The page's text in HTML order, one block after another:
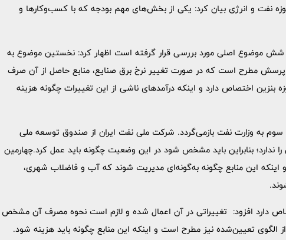
1405 مربوط به الزامات حوزه نفت و انرژی بیان کرد: یکی از بخش‌های مهم بودجه که با کسب‌وکارها و
شش موضوع اصلی مورد بررسی قرار گرفته است اظهار کرد: نخستین موضوع به
مطرح است که در صورت تغییر نرخ برق صنایع، منابع حاصل از آن صرف
بنزین اختصاص دارد و اینکه درآمدهای ناشی از این تغییرات چگونه هزینه
به وزارت نفت بازمی‌گردد. شرکت ملی نفت ایران از صندوق توسعه ملی
ندارد؛ بنابراین باید مشخص شود در این وضعیت چگونه باید عمل کرد.چهارمین
این منابع چگونه به‌گونه‌ای مدیریت شوند که آب و فاضلاب شهری،
دارد افزود: تغییراتی در آن اعمال شده و لازم است نحوه مصرف آن مشخص
تعیین‌شده نیز مطرح است و اینکه این منابع چگونه باید هزینه شود.